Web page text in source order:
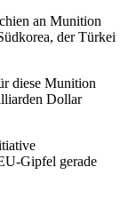
an Munition
der Türkei
diese Munition
Dollar
Gipfel gerade